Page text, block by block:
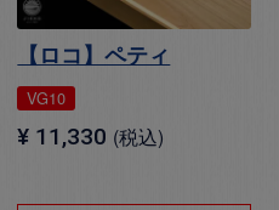
【ロコ】ペティ
VG10
¥ 11,330 税込